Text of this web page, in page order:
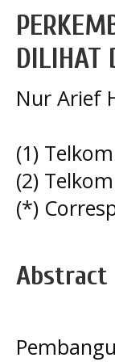
DILIHAT
Nur Arief
(1)
(2)
(*)
Abstract